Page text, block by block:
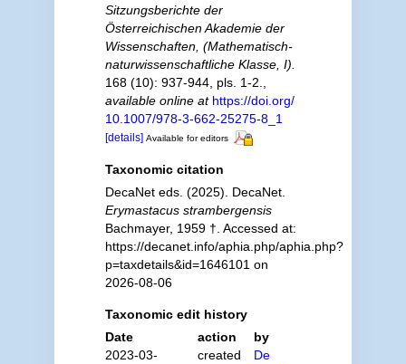
Sitzungsberichte der
Österreichischen Akademie der
Wissenschaften, (Mathematisch-
naturwissenschaftliche Klasse, I).
168 (10): 937-944, pls. 1-2.
available online at https://doi.org/
10.1007/978-3-662-25275-8_1
[details] Available for editors
Taxonomic citation
DecaNet eds. (2025). DecaNet.
Erymastacus strambergensis
Bachmayer, 1959 †. Accessed at:
https://decanet.info/aphia.php/aphia.php?
p=taxdetails&id=1646101 on
2026-08-06
Taxonomic edit history
Date
action
by
2023-03-
created
De